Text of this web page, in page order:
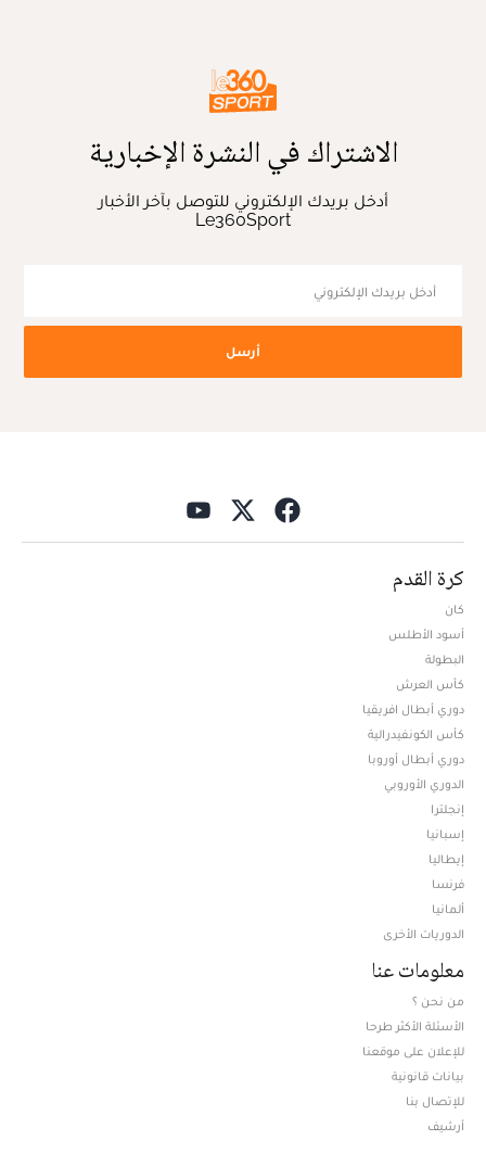
الاشتراك في النشرة الإخبارية
أدخل بريدك الإلكتروني للتوصل بآخر الأخبار
Le360Sport
أرسل
كرة القدم
كان
أسود الأطلس
البطولة
كأس العرش
دوري أبطال افريقيا
كأس الكونفيدرالية
دوري أبطال أوروبا
الدوري الأوروبي
إنجلترا
إسبانيا
إيطاليا
فرنسا
ألمانيا
الدوريات الأخرى
معلومات عنا
من نحن ؟
الأسئلة الأكثر طرحا
للإعلان على موقعنا
بيانات قانونية
للإتصال بنا
أرشيف